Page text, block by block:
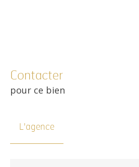
Contacter
pour ce bien
L'agence